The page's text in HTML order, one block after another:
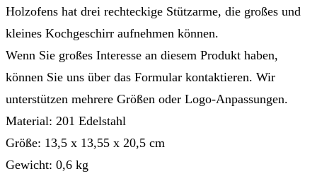
Holzofens hat drei rechteckige Stützarme, die großes und
kleines Kochgeschirr aufnehmen können.
Wenn Sie großes Interesse an diesem Produkt haben,
können Sie uns über das Formular kontaktieren. Wir
unterstützen mehrere Größen oder Logo-Anpassungen.
Material: 201 Edelstahl
Größe: 13,5 x 13,55 x 20,5 cm
Gewicht: 0,6 kg